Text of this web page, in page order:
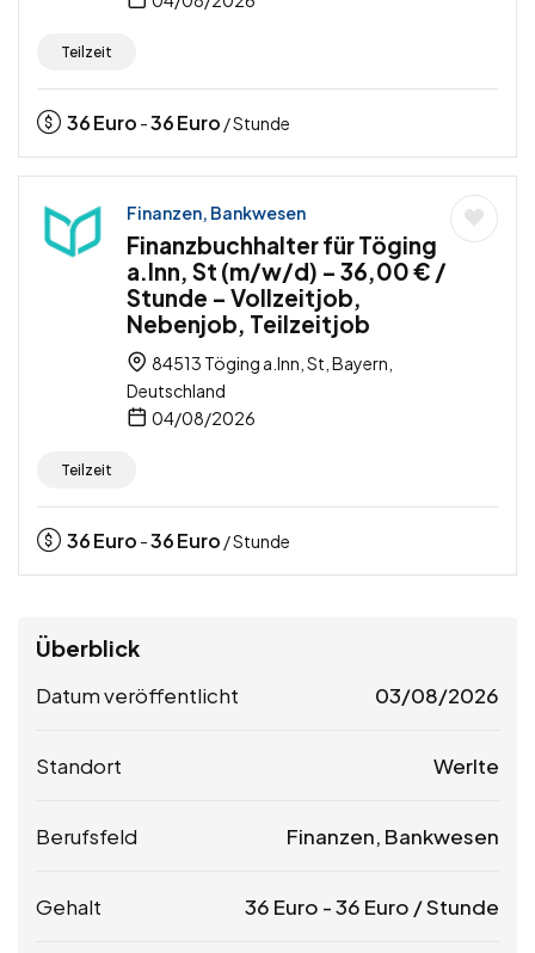
Teilzeit
36Euro -36Euro / Stunde
Finanzen, Bankwesen
Finanzbuchhalter für Töging
a.Inn, St (m/w/d) – 36,00 € /
Stunde – Vollzeitjob,
Nebenjob, Teilzeitjob
84513 Töging a.Inn, St, Bayern,
Deutschland
04/08/2026
Teilzeit
36Euro -36Euro / Stunde
Überblick
Datum veröffentlicht 03/08/2026
Standort Werlte
Berufsfeld Finanzen, Bankwesen
Gehalt 36 Euro -36 Euro / Stunde